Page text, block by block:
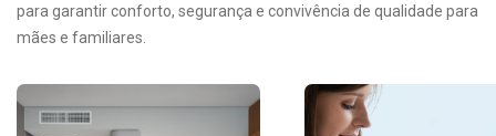
para garantir conforto, segurança e convivência de qualidade para
mães e familiares.